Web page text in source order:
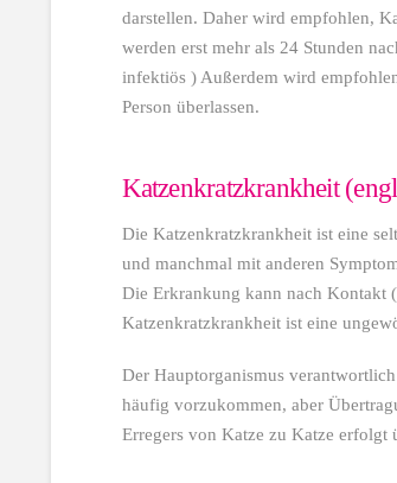
darstellen. Daher wird empfohlen,
werden erst mehr als 24 Stunden
infektiös ) Außerdem wird
Person überlassen.
Katzenkratzkrankheit
Die Katzenkratzkrankheit ist eine
und manchmal mit anderen
Die Erkrankung kann nach Kontakt
Katzenkratzkrankheit ist eine
Der Hauptorganismus
häufig vorzukommen, aber
Erregers von Katze zu Katze erfolgt